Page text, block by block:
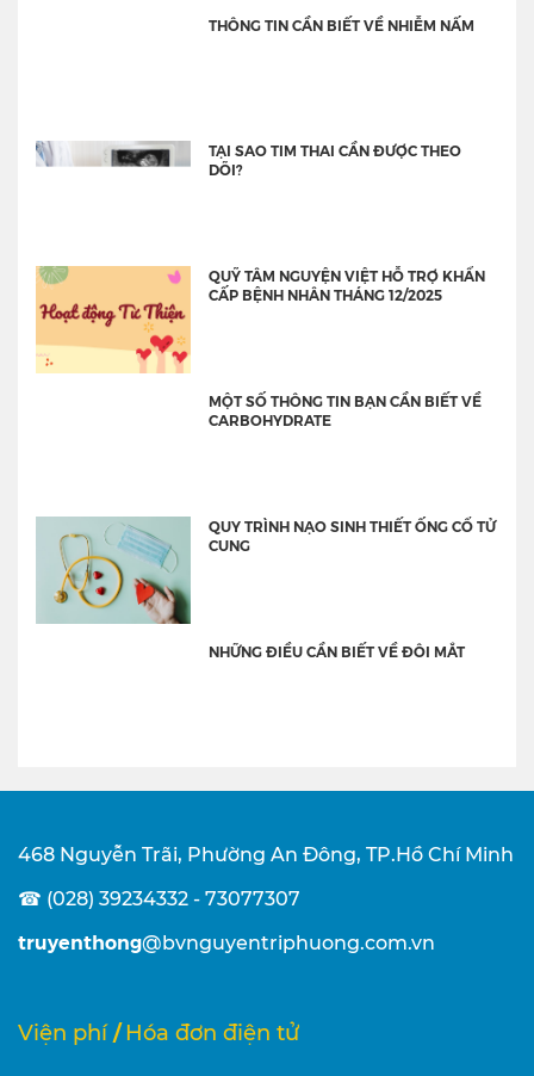
THÔNG TIN CẦN BIẾT VỀ NHIỄM NẤM
TẠI SAO TIM THAI CẦN ĐƯỢC THEO
DÕI?
QUỸ TÂM NGUYỆN VIỆT HỖ TRỢ KHẨN
CẤP BỆNH NHÂN THÁNG 12/2025
MỘT SỐ THÔNG TIN BẠN CẦN BIẾT VỀ
CARBOHYDRATE
QUY TRÌNH NẠO SINH THIẾT ỐNG CỔ TỬ
CUNG
NHỮNG ĐIỀU CẦN BIẾT VỀ ĐÔI MẮT
468 Nguyễn Trãi, Phường An Đông, TP.Hồ Chí Minh
☎ (028) 39234332 - 73077307
truyenthong@bvnguyentriphuong.com.vn
Viện phí / Hóa đơn điện tử